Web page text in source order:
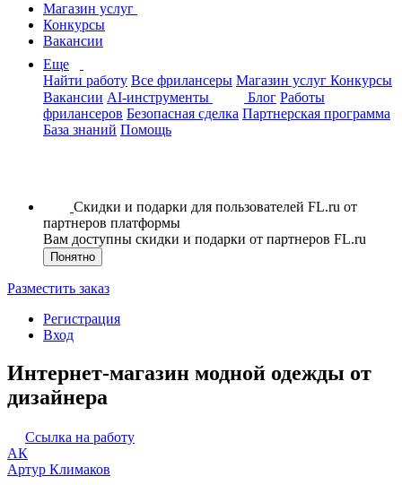
Магазин услуг
Конкурсы
Вакансии
Еще
Найти работу Все фрилансеры Магазин услуг Конкурсы
Вакансии AI-инструменты Блог Работы
фрилансеров Безопасная сделка Партнерская программа
База знаний Помощь
Скидки и подарки для пользователей FL.ru от
партнеров платформы
Вам доступны скидки и подарки от партнеров FL.ru
Понятно
Разместить заказ
Регистрация
Вход
Интернет-магазин модной одежды от
дизайнера
Ссылка на работу
АК
Артур Климаков